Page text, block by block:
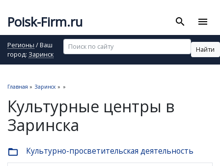
Poisk-Firm.ru search menu
Регионы / Ваш
город: Заринск
Найти
Главная » Заринск » »
Культурные центры в
Заринска
folder_open Культурно-просветительская деятельность